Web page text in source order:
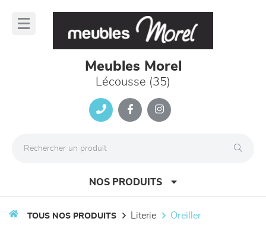
Meubles Morel
Lécousse (35)
NOS PRODUITS
TOUS NOS PRODUITS literie oreiller